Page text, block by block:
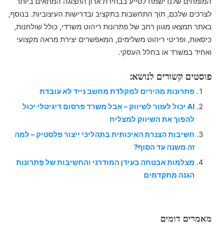
לצרכים שלכם, תוך התחשבות בתקציב ובדרישות העיצוביות. בנוסף,
באתר תמצאו מגוון רחב של פתרונות ריהוט משרדי, כולל שולחנות,
כיסאות, ופריטי ריהוט משלימים, המאפשרים יצירת מראה מקצועי
ואחיד במשרד או בחלל העסקי.
פוסטים קשורים לנושא:
פתרונות מהירים למקלדת מחשב נייד לא עובדת
AI יכול לעזור לשיווק – אבל משרד פרסום דיגיטלי יכול
להפוך את השיווק למצליח
חשיבות הצנרת האיכותית בתהליכי ייצור פלסטיק – למה
זה משנה עד הסוף?
מצלמות אבטחה בעידן המודרני והחשיבות של פתרונות
הגנה מתקדמים
מאמרים דומים